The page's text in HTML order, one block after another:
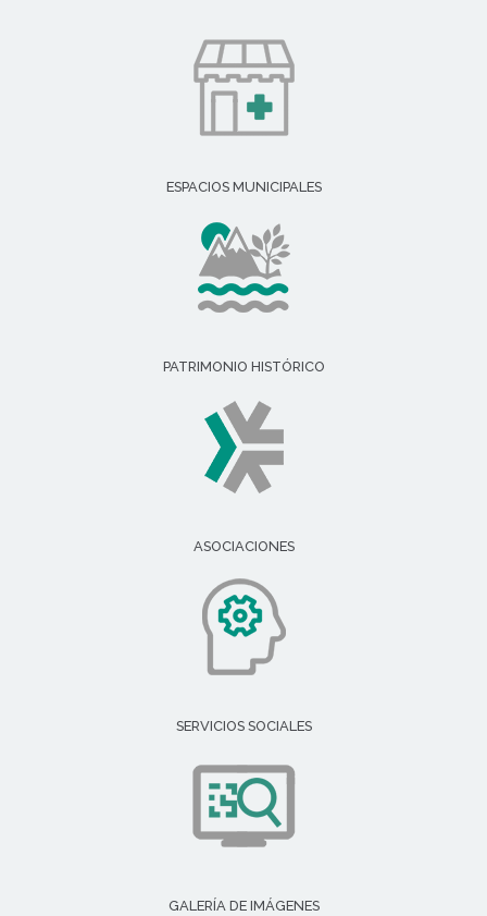
ESPACIOS MUNICIPALES
PATRIMONIO HISTÓRICO
ASOCIACIONES
SERVICIOS SOCIALES
GALERÍA DE IMÁGENES